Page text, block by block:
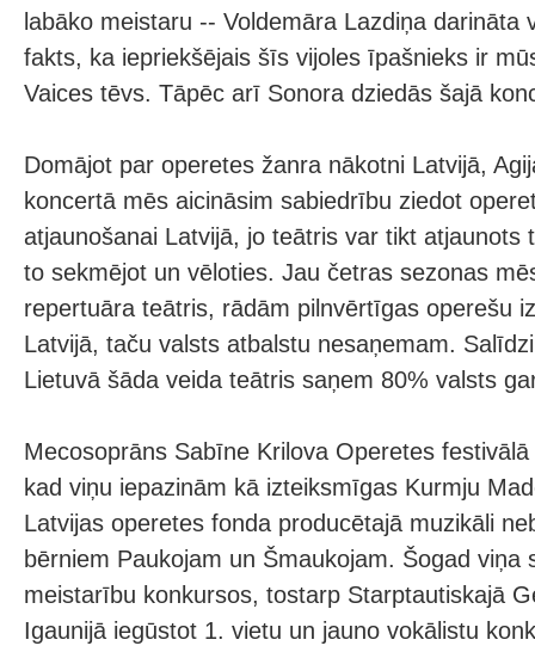
labāko meistaru -- Voldemāra Lazdiņa darināta
fakts, ka iepriekšējais šīs vijoles īpašnieks ir
Vaices tēvs. Tāpēc arī Sonora dziedās šajā
Domājot par operetes žanra nākotni Latvijā,
koncertā mēs aicināsim sabiedrību ziedot
atjaunošanai Latvijā, jo teātris var tikt atjaunots
to sekmējot un vēloties. Jau četras sezonas
repertuāra teātris, rādām pilnvērtīgas operešu
Latvijā, taču valsts atbalstu nesaņemam.
Lietuvā šāda veida teātris saņem 80% valsts
Mecosoprāns Sabīne Krilova Operetes
kad viņu iepazinām kā izteiksmīgas Kurmju
Latvijas operetes fonda producētajā muzikāli
bērniem Paukojam un Šmaukojam. Šogad viņa
meistarību konkursos, tostarp Starptautiskajā
Igaunijā iegūstot 1. vietu un jauno vokālistu